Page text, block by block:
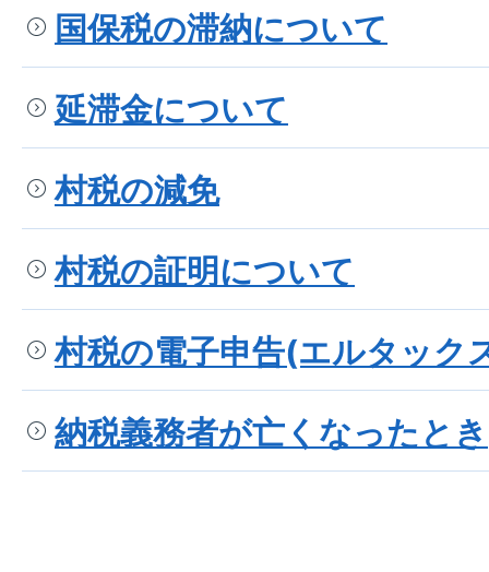
国保税の滞納について
延滞金について
村税の減免
村税の証明について
村税の電子申告(エルタック
納税義務者が亡くなったとき